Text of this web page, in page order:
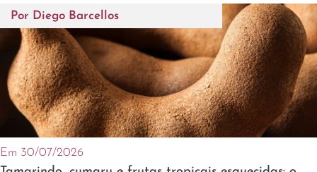
Por Diego Barcellos
Em 30/07/2026